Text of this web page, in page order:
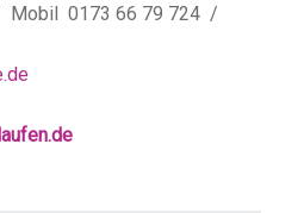
Mobil 0173 66 79 724 /